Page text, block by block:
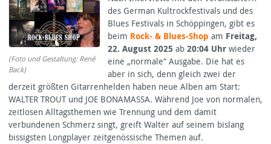
(Foto und Gestaltung: René
Back)
des German Kultrockfestivals und des
Blues Festivals in Schöppingen, gibt es
beim Rock- & Blues-Shop am Freitag,
22. August 2025 ab 20:04 Uhrwieder
eine „normale“ Ausgabe. Die hat es
aber in sich, denn gleich zwei der
derzeit größten Gitarrenhelden haben neue Alben am Start:
WALTER TROUT und JOE BONAMASSA. Während Joe von normalen,
zeitlosen Alltagsthemen wie Trennung und dem damit
verbundenen Schmerz singt, greift Walter auf seinem bislang
bissigsten Longplayer zeitgenössische Themen auf.